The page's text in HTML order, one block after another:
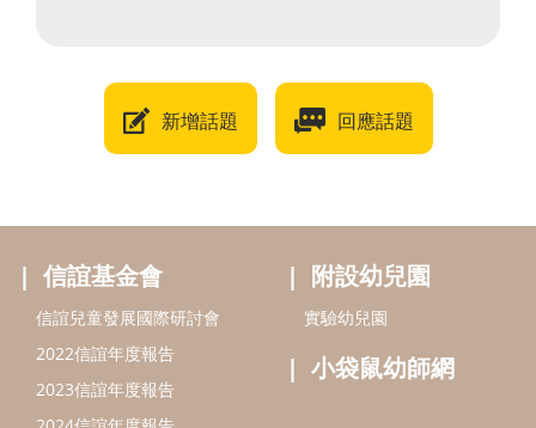
新增話題 回應話題
信誼基金會
信誼兒童發展國際研討會
2022信誼年度報告
2023信誼年度報告
附設幼兒園
實驗幼兒園
小袋鼠幼師網